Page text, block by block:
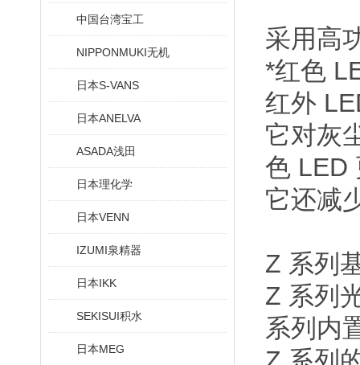
中国台湾宝工
NIPPONMUKI无机
日本S-VANS
日本ANELVA
ASADA浅田
日本理化学
日本VENN
IZUMI泉精器
日本IKK
SEKISUI积水
日本MEG
采用高
*红色
红外
它对灰
色 LED
它还减
Z 系列
Z 系列
系列内